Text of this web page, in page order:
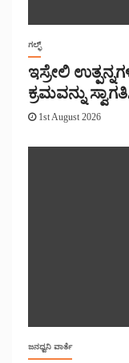
ಗಲ್ಫ್
ಇಸ್ರೇಲಿ
ಕ್ರಮವನ್ನು
1st August 2026
ಜನಧ್ವನಿ ವಾರ್ತೆ